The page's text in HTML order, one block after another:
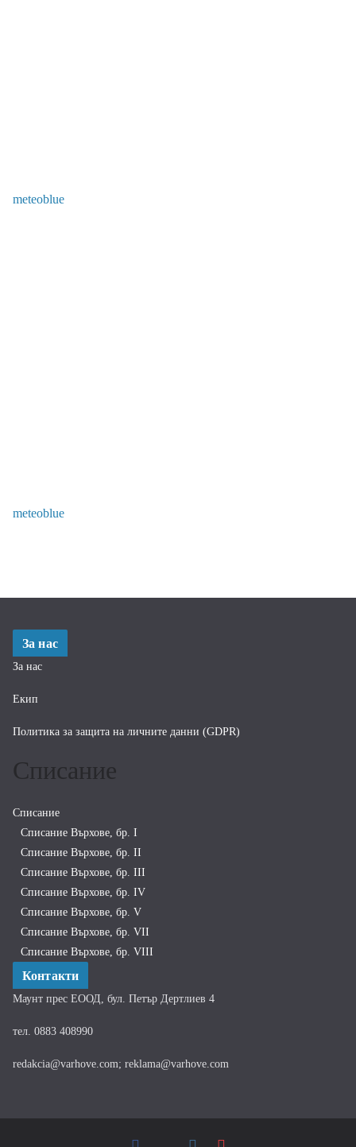
meteoblue
meteoblue
За нас
За нас
Екип
Политика за защита на личните данни (GDPR)
Списание
Списание
Списание Върхове, бр. I
Списание Върхове, бр. II
Списание Върхове, бр. III
Списание Върхове, бр. IV
Списание Върхове, бр. V
Списание Върхове, бр. VII
Списание Върхове, бр. VIII
Контакти
Маунт прес ЕООД, бул. Петър Дертлиев 4
тел. 0883 408990
redakcia@varhove.com; reklama@varhove.com